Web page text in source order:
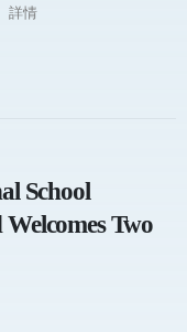
詳情
School
Two